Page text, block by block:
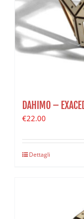
DAHIMO –
€22.00
Dettagli